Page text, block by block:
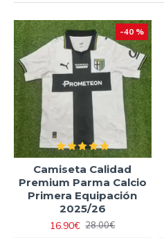
-40 %
Camiseta Calidad
Premium Parma Calcio
Primera Equipación
2025/26
16.90€ 28.00€